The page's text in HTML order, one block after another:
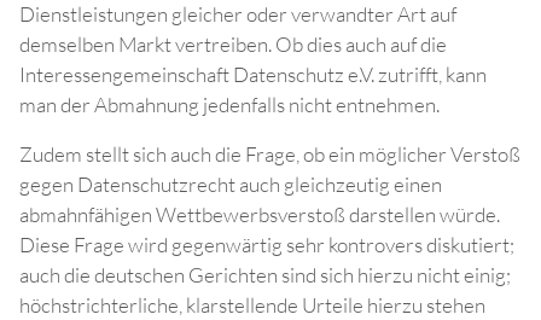
Dienstleistungen gleicher oder verwandter Art auf
demselben Markt vertreiben. Ob dies auch auf die
Interessengemeinschaft Datenschutz e.V. zutrifft, kann
man der Abmahnung jedenfalls nicht entnehmen.
Zudem stellt sich auch die Frage, ob ein möglicher Verstoß
gegen Datenschutzrecht auch gleichzeutig einen
abmahnfähigen Wettbewerbsverstoß darstellen würde.
Diese Frage wird gegenwärtig sehr kontrovers diskutiert;
auch die deutschen Gerichten sind sich hierzu nicht einig;
höchstrichterliche, klarstellende Urteile hierzu stehen